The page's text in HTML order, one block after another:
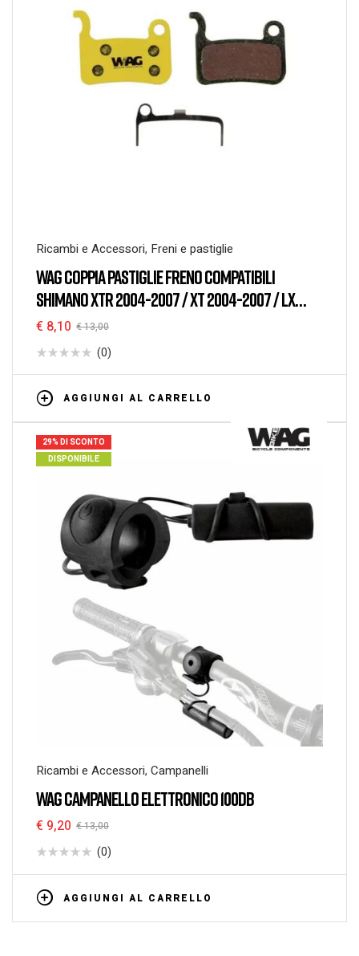
Ricambi e Accessori, Freni e pastiglie
WAG COPPIA PASTIGLIE FRENO COMPATIBILI
SHIMANO XTR 2004-2007 / XT 2004-2007 / LX
MESCOLA ORGANICA
€13,00
€ 8,10
(0)
AGGIUNGI AL CARRELLO
29% DI SCONTO
DISPONIBILE
Ricambi e Accessori, Campanelli
WAG CAMPANELLO ELETTRONICO 100DB
€13,00
€ 9,20
(0)
AGGIUNGI AL CARRELLO